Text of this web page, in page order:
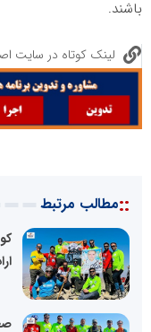
باشند.
لینک کوتاه در سایت
::مطالب مرتبط